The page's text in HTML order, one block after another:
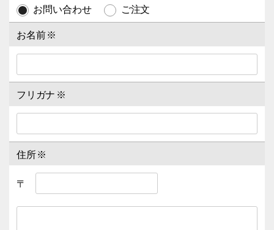
お問い合わせ
ご注文
お名前※
フリガナ ※
住所※
〒